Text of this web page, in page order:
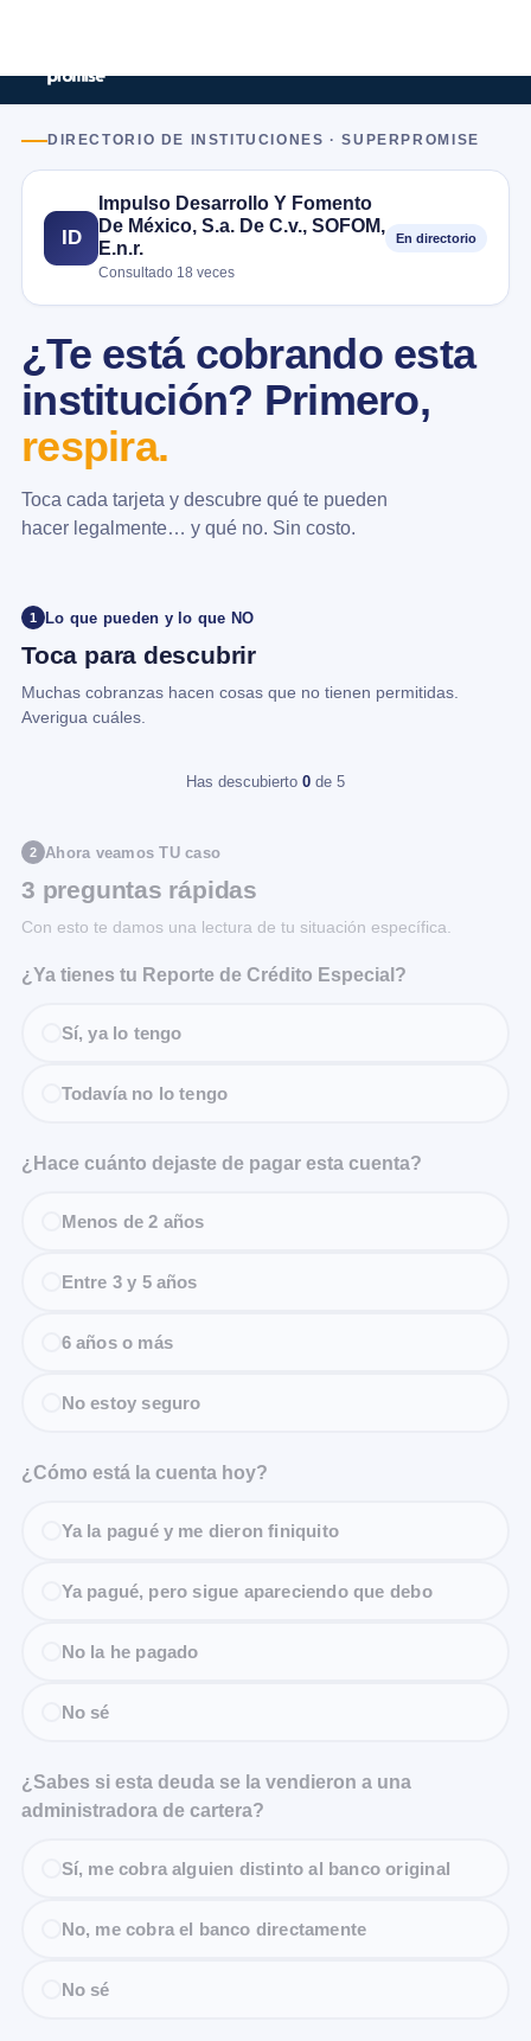
DIRECTORIO DE INSTITUCIONES · SUPERPROMISE
ID
Impulso Desarrollo Y Fomento
De México, S.a. De C.v., SOFOM,
E.n.r.
Consultado 18 veces
En directorio
¿Te está cobrando esta
institución? Primero,
respira.
Toca cada tarjeta y descubre qué te pueden
hacer legalmente… y qué no. Sin costo.
1 Lo que pueden y lo que NO
Toca para descubrir
Muchas cobranzas hacen cosas que no tienen permitidas.
Averigua cuáles.
Has descubierto 0 de 5
2 Ahora veamos TU caso
3 preguntas rápidas
Con esto te damos una lectura de tu situación específica.
¿Ya tienes tu Reporte de Crédito Especial?
Sí, ya lo tengo
Todavía no lo tengo
¿Hace cuánto dejaste de pagar esta cuenta?
Menos de 2 años
Entre 3 y 5 años
6 años o más
No estoy seguro
¿Cómo está la cuenta hoy?
Ya la pagué y me dieron finiquito
Ya pagué, pero sigue apareciendo que debo
No la he pagado
No sé
¿Sabes si esta deuda se la vendieron a una
administradora de cartera?
Sí, me cobra alguien distinto al banco original
No, me cobra el banco directamente
No sé